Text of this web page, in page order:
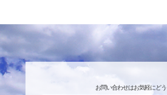
お問い合わせはお気軽にどう